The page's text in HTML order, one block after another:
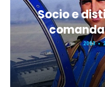
Socio e
2003